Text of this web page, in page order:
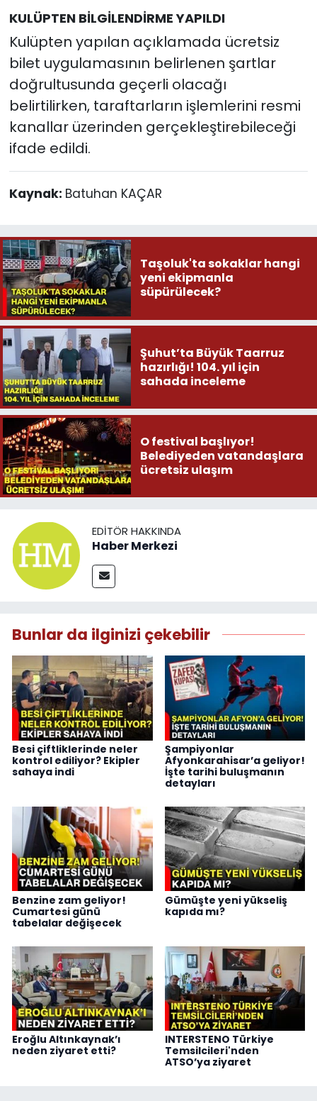
KULÜPTEN BİLGİLENDİRME YAPILDI
Kulüpten yapılan açıklamada ücretsiz
bilet uygulamasının belirlenen şartlar
doğrultusunda geçerli olacağı
belirtilirken, taraftarların işlemlerini resmi
kanallar üzerinden gerçekleştirebileceği
ifade edildi.
Kaynak: Batuhan KAÇAR
Taşoluk'ta sokaklar hangi
yeni ekipmanla
süpürülecek?
Şuhut’ta Büyük Taarruz
hazırlığı! 104. yıl için
sahada inceleme
O festival başlıyor!
Belediyeden vatandaşlara
ücretsiz ulaşım
EDITÖR HAKKINDA
Haber Merkezi
Bunlar da ilginizi çekebilir
Besi çiftliklerinde neler
kontrol ediliyor? Ekipler
sahaya indi
Şampiyonlar
Afyonkarahisar’a geliyor!
İşte tarihi buluşmanın
detayları
Benzine zam geliyor!
Cumartesi günü
tabelalar değişecek
Gümüşte yeni yükseliş
kapıda mı?
Eroğlu Altınkaynak’ı
neden ziyaret etti?
INTERSTENO Türkiye
Temsilcileri'nden
ATSO’ya ziyaret